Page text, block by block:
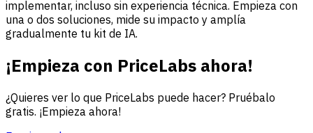
implementar, incluso sin experiencia técnica. Empieza con
una o dos soluciones, mide su impacto y amplía
gradualmente tu kit de IA.
¡Empieza con PriceLabs ahora!
¿Quieres ver lo que PriceLabs puede hacer? Pruébalo
gratis. ¡Empieza ahora!